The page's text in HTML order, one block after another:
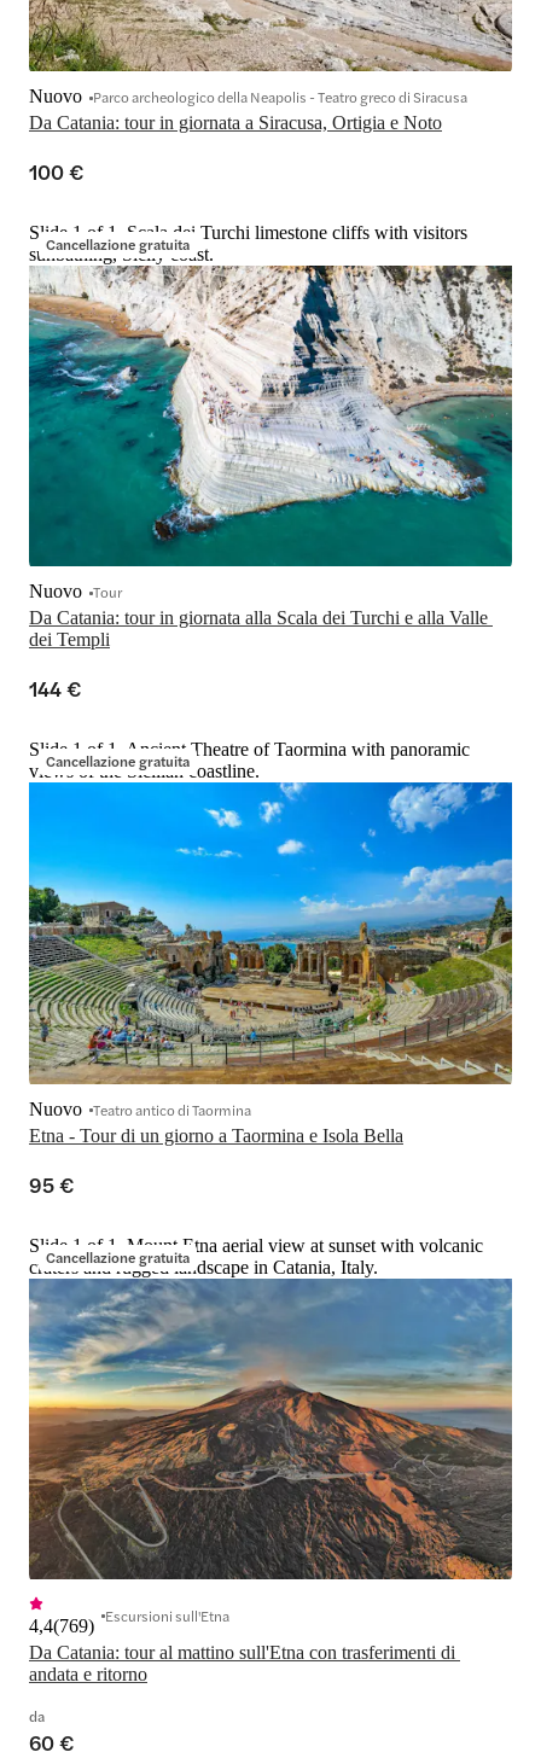
Da Catania: tour in giornata a Siracusa, Ortigia e Noto
Nuovo Parco archeologico della Neapolis - Teatro greco di Siracusa
100 €
Cancellazione gratuita
Slide 1 of 1, Scala dei Turchi limestone cliffs with visitors
sunbathing, Sicily coast.
Da Catania: tour in giornata alla Scala dei Turchi e alla Valle
dei Templi
Nuovo Tour
144 €
Cancellazione gratuita
Slide 1 of 1, Ancient Theatre of Taormina with panoramic
views of the Sicilian coastline.
Etna - Tour di un giorno a Taormina e Isola Bella
Nuovo Teatro antico di Taormina
95 €
Cancellazione gratuita
Slide 1 of 1, Mount Etna aerial view at sunset with volcanic
craters and rugged landscape in Catania, Italy.
Da Catania: tour al mattino sull'Etna con trasferimenti di
andata e ritorno
4,4(769) Escursioni sull'Etna
da
60 €